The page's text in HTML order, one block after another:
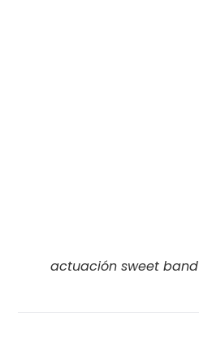
actuación sweet band